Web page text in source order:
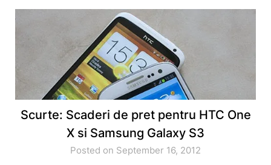
Scurte: Scaderi de pret pentru HTC One
X si Samsung Galaxy S3
Posted on September 16, 2012